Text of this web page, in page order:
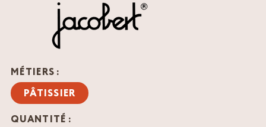
MÉTIERS :
PÂTISSIER
QUANTITÉ :